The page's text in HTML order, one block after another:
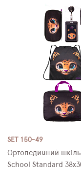
SET 150-49
Ортопедичний
School Standard